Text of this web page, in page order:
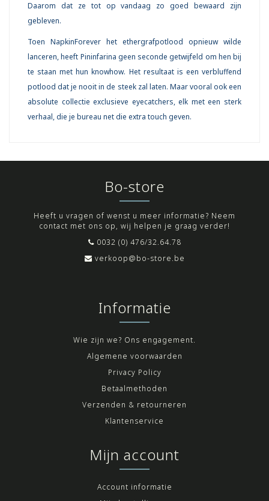
Daarom dat ze tot op vandaag zo goed bewaard zijn
gebleven.
Toen NapkinForever het ethergrafpotlood opnieuw wilde
lanceren, heeft Pininfarina geen seconde getwijfeld om hen bij
te staan met hun knowhow. Het resultaat is een verbluffend
potlood dat je nooit in de steek zal laten. Maar vooral ook een
absolute collectie exclusieve eyecatchers, elk met een sterk
verhaal, die je bureau net die extra touch geven.
Bo-store
Heeft u vragen of wenst u meer informatie? Neem
contact met ons op, wij helpen je graag verder!
0032 (0) 476/32.64.78
verkoop@bo-store.be
Informatie
Wie zijn we? Ons engagement.
Algemene voorwaarden
Privacy Policy
Betaalmethoden
Verzenden & retourneren
Klantenservice
Mijn account
Account informatie